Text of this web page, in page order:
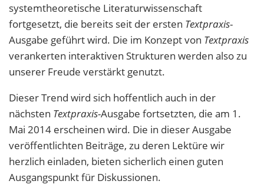
systemtheoretische Literaturwissenschaft
fortgesetzt, die bereits seit der ersten Textpraxis-
Ausgabe geführt wird. Die im Konzept von Textpraxis
verankerten interaktiven Strukturen werden also zu
unserer Freude verstärkt genutzt.
Dieser Trend wird sich hoffentlich auch in der
nächsten Textpraxis-Ausgabe fortsetzten, die am 1.
Mai 2014 erscheinen wird. Die in dieser Ausgabe
veröffentlichten Beiträge, zu deren Lektüre wir
herzlich einladen, bieten sicherlich einen guten
Ausgangspunkt für Diskussionen.